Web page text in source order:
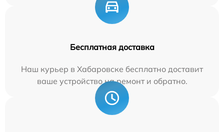
Бесплатная доставка
Наш курьер в Хабаровске бесплатно доставит
ваше устройство на ремонт и обратно.